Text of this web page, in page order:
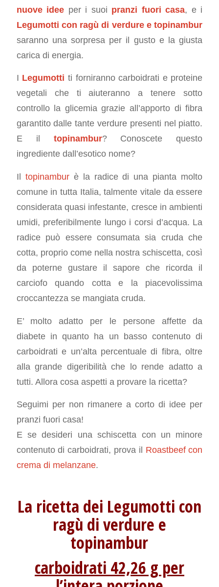
nuove idee per i suoi pranzi fuori casa, e i
Legumotti con ragù di verdure e topinambur
saranno una sorpresa per il gusto e la giusta
carica di energia.
I Legumotti ti forniranno carboidrati e proteine
vegetali che ti aiuteranno a tenere sotto
controllo la glicemia grazie all’apporto di fibra
garantito dalle tante verdure presenti nel piatto.
E il topinambur? Conoscete questo
ingrediente dall’esotico nome?
Il topinamburè la radice di una pianta molto
comune in tutta Italia, talmente vitale da essere
considerata quasi infestante, cresce in ambienti
umidi, preferibilmente lungo i corsi d’acqua. La
radice può essere consumata sia cruda che
cotta, proprio come nella nostra schiscetta, così
da poterne gustare il sapore che ricorda il
carciofo quando cotta e la piacevolissima
croccantezza se mangiata cruda.
E’ molto adatto per le persone affette da
diabete in quanto ha un basso contenuto di
carboidrati e un’alta percentuale di fibra, oltre
alla grande digeribilità che lo rende adatto a
tutti. Allora cosa aspetti a provare la ricetta?
Seguimi per non rimanere a corto di idee per
pranzi fuori casa!
E se desideri una schiscetta con un minore
contenuto di carboidrati, prova il Roastbeef con
crema di melanzane.
La ricetta dei Legumotti con
ragù di verdure e
topinambur
carboidrati 42,26 g per